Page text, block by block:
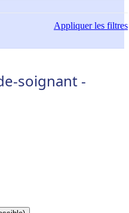
Appliquerles filtres
soignant -